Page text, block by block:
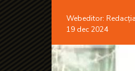
Webeditor:
19 dec 2024